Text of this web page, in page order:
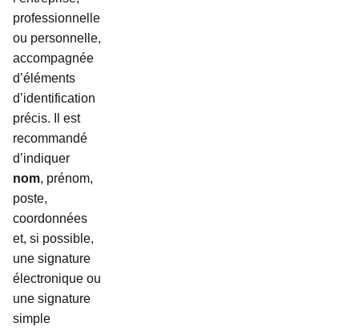
professionnelle
ou personnelle,
accompagnée
d’éléments
d’identification
précis. Il est
recommandé
d’indiquer
nom, prénom,
poste,
coordonnées
et, si possible,
une signature
électronique ou
une signature
simple